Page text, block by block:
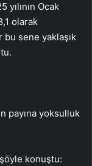
Ocak
olarak
sene yaklaşık
payına yoksulluk
konuştu: